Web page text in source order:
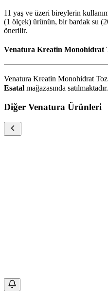
11 yaş ve üzeri bireylerin
(1 ölçek) ürünün, bir bardak su
önerilir.
Venatura Kreatin Monohidrat
Venatura Kreatin Monohidrat
Esatal mağazasında satılmaktadır.
Diğer Venatura Ürünleri